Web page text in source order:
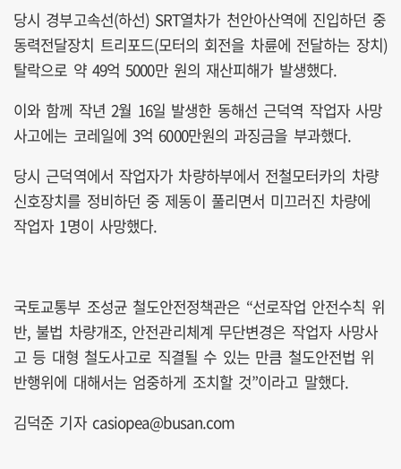
당시 경부고속선(하선) SRT열차가 천안아산역에 진입하던 중
동력전달장치 트리포드(모터의 회전을 차륜에 전달하는 장치)
탈락으로 약 49억 5000만 원의 재산피해가 발생했다.
이와 함께 작년 2월 16일 발생한 동해선 근덕역 작업자 사망
사고에는 코레일에 3억 6000만원의 과징금을 부과했다.
당시 근덕역에서 작업자가 차량하부에서 전철모터카의 차량
신호장치를 정비하던 중 제동이 풀리면서 미끄러진 차량에
작업자 1명이 사망했다.
국토교통부 조성균 철도안전정책관은 “선로작업 안전수칙 위
반, 불법 차량개조, 안전관리체계 무단변경은 작업자 사망사
고 등 대형 철도사고로 직결될 수 있는 만큼 철도안전법 위
반행위에 대해서는 엄중하게 조치할 것”이라고 말했다.
김덕준 기자 casiopea@busan.com